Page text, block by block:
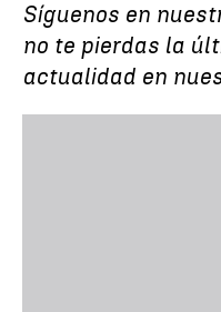
Síguenos en
no te pierdas la
actualidad en